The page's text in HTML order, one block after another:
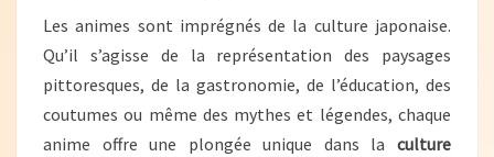
Les animes sont imprégnés de la culture japonaise.
Qu’il s’agisse de la représentation des paysages
pittoresques, de la gastronomie, de l’éducation, des
coutumes ou même des mythes et légendes, chaque
anime offre une plongée unique dans la culture